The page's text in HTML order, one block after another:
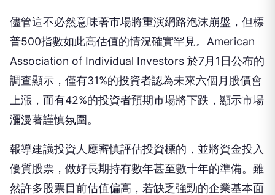
儘管這不必然意味著市場將重演網路泡沫崩盤，但標
普500指數如此高估值的情況確實罕見。American
Association of Individual Investors 於7月1日公布的
調查顯示，僅有31%的投資者認為未來六個月股價會
上漲，而有42%的投資者預期市場將下跌，顯示市場
瀰漫著謹慎氛圍。
報導建議投資人應審慎評估投資標的，並將資金投入
優質股票，做好長期持有數年甚至數十年的準備。雖
然許多股票目前估值偏高，若缺乏強勁的企業基本面